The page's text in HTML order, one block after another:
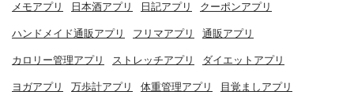
メモアプリ 日本酒アプリ 日記アプリ クーポンアプリ
ハンドメイド通販アプリ フリマアプリ 通販アプリ
カロリー管理アプリ ストレッチアプリ ダイエットアプリ
ヨガアプリ 万歩計アプリ 体重管理アプリ 目覚ましアプリ